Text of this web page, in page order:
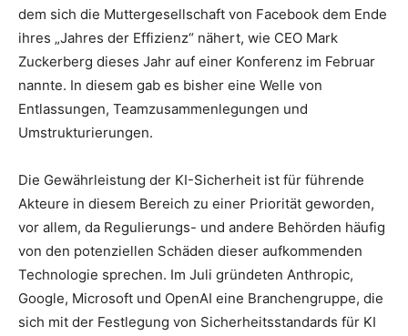
dem sich die Muttergesellschaft von Facebook dem Ende
ihres „Jahres der Effizienz“ nähert, wie CEO Mark
Zuckerberg dieses Jahr auf einer Konferenz im Februar
nannte. In diesem gab es bisher eine Welle von
Entlassungen, Teamzusammenlegungen und
Umstrukturierungen.
Die Gewährleistung der KI-Sicherheit ist für führende
Akteure in diesem Bereich zu einer Priorität geworden,
vor allem, da Regulierungs- und andere Behörden häufig
von den potenziellen Schäden dieser aufkommenden
Technologie sprechen. Im Juli gründeten Anthropic,
Google, Microsoft und OpenAI eine Branchengruppe, die
sich mit der Festlegung von Sicherheitsstandards für KI